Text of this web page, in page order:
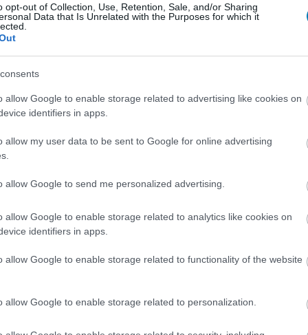
opt-out of Collection, Use, Retention, Sale, and/or Sharing
Data that Is Unrelated with the Purposes for which it
allow Google to enable storage related to advertising like cookies on
identifiers in apps.
allow my user data to be sent to Google for online advertising
allow Google to send me personalized advertising.
allow Google to enable storage related to analytics like cookies on
identifiers in apps.
allow Google to enable storage related to functionality of the website
allow Google to enable storage related to personalization.
Scott áldása nélkül. Hawley több alkalommal
készített storyboardjai mellett osztotta meg
Ami a jövőt illeti, Hawley óvatosan fogalmaz: az
helye van az Alien-kánonban, a régi karakterek
sem koncepcióban.